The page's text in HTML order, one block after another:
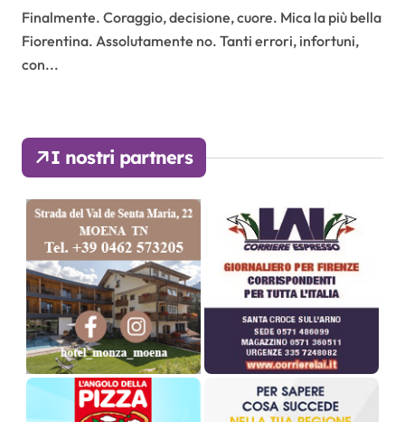
Finalmente. Coraggio, decisione, cuore. Mica la più bella
Fiorentina. Assolutamente no. Tanti errori, infortuni,
con...
I nostri partners